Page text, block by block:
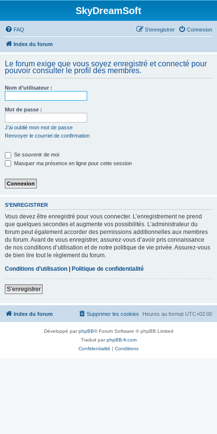
SkyDreamSoft
FAQ Connexion
S’enregistrer
Index du forum
Le forum exige que vous soyez enregistré et connecté pour
pouvoir consulter le profil des membres.
Nom d’utilisateur :
Mot de passe :
J’ai oublié mon mot de passe
Renvoyer le courriel de confirmation
Se souvenir de moi
Masquer ma présence en ligne pour cette session
S’ENREGISTRER
Vous devez être enregistré pour vous connecter. L’enregistrement ne prend
que quelques secondes et augmente vos possibilités. L’administrateur du
forum peut également accorder des permissions additionnelles aux membres
du forum. Avant de vous enregistrer, assurez-vous d’avoir pris connaissance
de nos conditions d’utilisation et de notre politique de vie privée. Assurez-vous
de bien lire tout le règlement du forum.
Conditions d’utilisation | Politique de confidentialité
S’enregistrer
Index du forum Heures au format UTC+02:00
Supprimer les cookies
Développé parphpBB® Forum Software © phpBB Limited
Traduit parphpBB-fr.com
Confidentialité | Conditions